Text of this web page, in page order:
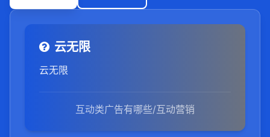
云无限
云无限
互动类广告有哪些/互动营销